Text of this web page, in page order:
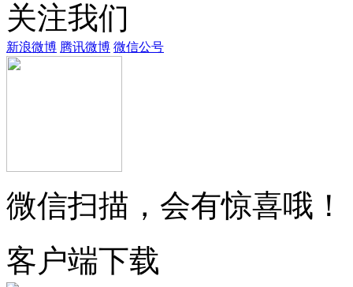
关注我们
新浪微博 腾讯微博 微信公号
微信扫描，会有惊喜哦！
客户端下载